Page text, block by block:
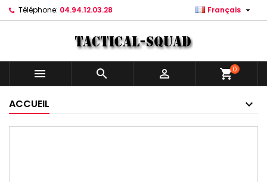
Téléphone: 04.94.12.03.28 Français 
   shopping_cart0
ACCUEIL